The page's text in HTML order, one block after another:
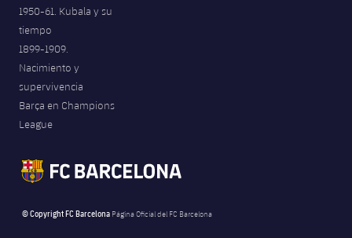
1950-61. Kubala y su
tiempo
1899-1909.
Nacimiento y
supervivencia
Barça en Champions
League
© Copyright FC Barcelona Página Oficial del FC Barcelona